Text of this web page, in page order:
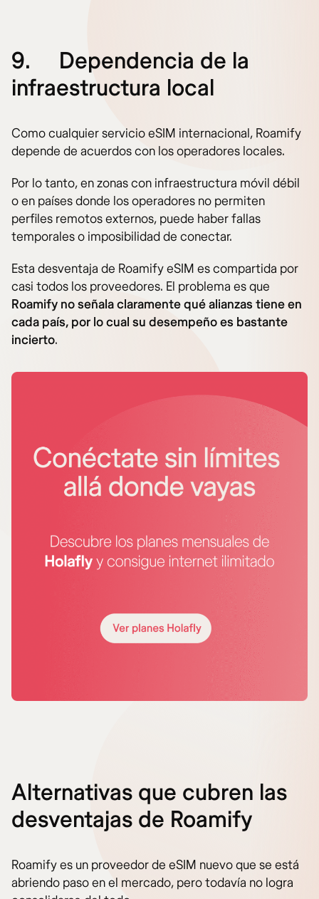
9.
Dependencia de la
infraestructura local
Como cualquier servicio eSIM internacional, Roamify
depende de acuerdos con los operadores locales.
Por lo tanto, en zonas con infraestructura móvil débil
o en países donde los operadores no permiten
perfiles remotos externos, puede haber fallas
temporales o imposibilidad de conectar.
Esta desventaja de Roamify eSIM es compartida por
casi todos los proveedores. El problema es que
Roamify no señala claramente qué alianzas tiene en
cada país, por lo cual su desempeño es bastante
incierto.
Alternativas que cubren las
desventajas de Roamify
Roamify es un proveedor de eSIM nuevo que se está
abriendo paso en el mercado, pero todavía no logra